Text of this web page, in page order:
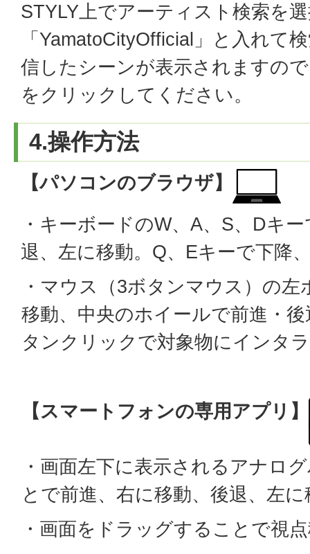
STYLY上でアーティスト検索を
「YamatoCityOfficial」と入れて
信したシーンが表示されますの
をクリックしてください。
4.操作方法
【パソコンのブラウザ】
・キーボードのW、A、S、Dキ
退、左に移動。Q、Eキーで下降
・マウス（3ボタンマウス）の
移動、中央のホイールで前進・
タンクリックで対象物にインタ
【スマートフォンの専用アプリ】
・画面左下に表示されるアナロ
とで前進、右に移動、後退、左に
・画面をドラッグすることで視